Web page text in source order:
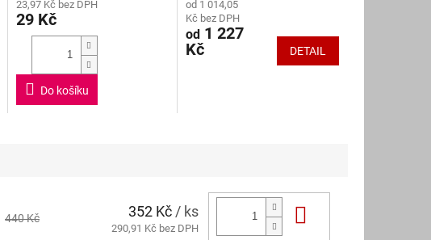
produktu
je
hvězdiček.
23,97 Kč bez DPH
29 Kč
Do košíku
produktu
je
5,0
z
od 1 014,05
Kč bez DPH
od 1 227
Kč
DETAIL
440 Kč 352 Kč / ks
290,91 Kč bez DPH